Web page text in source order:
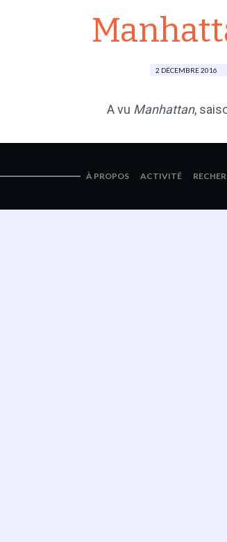
2 DÉCEMBRE 2016
​A vu Manhattan,
À PROPOS ACTIVITÉ